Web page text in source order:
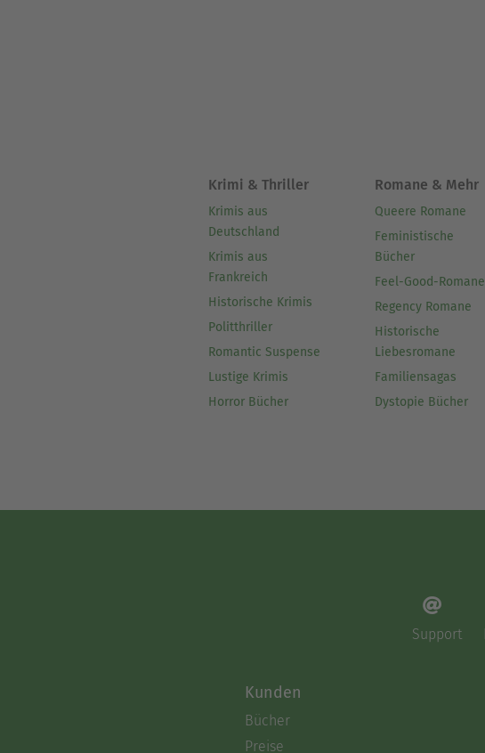
Krimi & Thriller
Krimis aus
Deutschland
Krimis aus
Frankreich
Historische Krimis
Politthriller
Romantic Suspense
Lustige Krimis
Horror Bücher
Romane & Mehr
Queere Romane
Feministische
Bücher
Feel-Good-Romane
Regency Romane
Historische
Liebesromane
Familiensagas
Dystopie Bücher
Support
Kunden
Bücher
Preise